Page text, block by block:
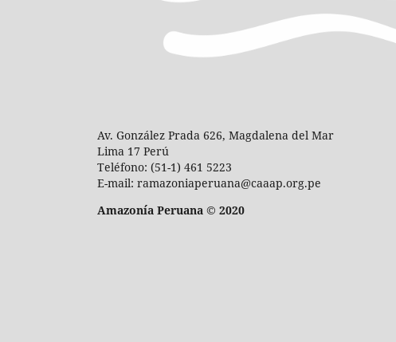
Av. González Prada 626, Magdalena del Mar
Lima 17 Perú
Teléfono: (51-1) 461 5223
E-mail: ramazoniaperuana@caaap.org.pe
Amazonía Peruana © 2020